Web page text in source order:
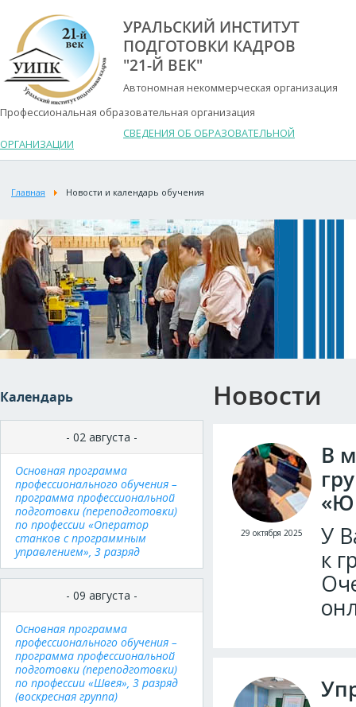
УРАЛЬСКИЙ ИНСТИТУТ
ПОДГОТОВКИ КАДРОВ
"21-Й ВЕК"
Автономная некоммерческая организация
Профессиональная образовательная организация
СВЕДЕНИЯ ОБ ОБРАЗОВАТЕЛЬНОЙ
ОРГАНИЗАЦИИ
Главная Новости и календарь обучения
Календарь
- 02 августа -
Основная программа
профессионального обучения –
программа профессиональной
подготовки (переподготовки)
по профессии «Оператор
станков с программным
управлением», 3 разряд
- 09 августа -
Основная программа
профессионального обучения –
программа профессиональной
подготовки (переподготовки)
по профессии «Швея», 3 разряд
(воскресная группа)
Новости
В
У
к
29 октября 2025